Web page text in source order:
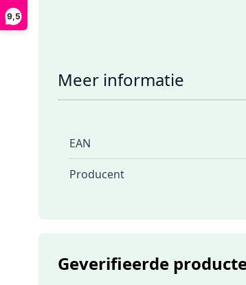
9,5
Meer informatie
EAN
Producent
Geverifieerde